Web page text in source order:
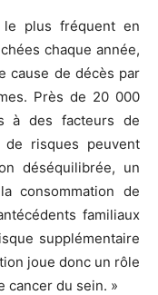
plus fréquent en
chaque année,
cause de décès par
Près de 20 000
à des facteurs de
risques peuvent
déséquilibrée, un
consommation de
familiaux
supplémentaire
joue donc un rôle
cancer du sein. »